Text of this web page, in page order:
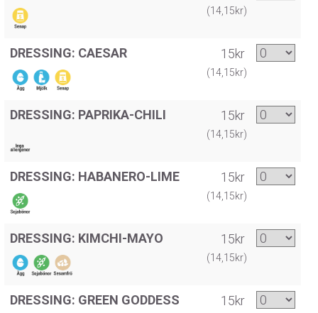
(14,15kr)
DRESSING: CAESAR 15kr
(14,15kr)
DRESSING: PAPRIKA-CHILI 15kr
(14,15kr)
DRESSING: HABANERO-LIME 15kr
(14,15kr)
DRESSING: KIMCHI-MAYO 15kr
(14,15kr)
DRESSING: GREEN GODDESS 15kr